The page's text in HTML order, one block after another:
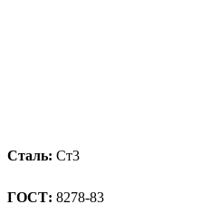
Сталь: Ст3
ГОСТ: 8278-83